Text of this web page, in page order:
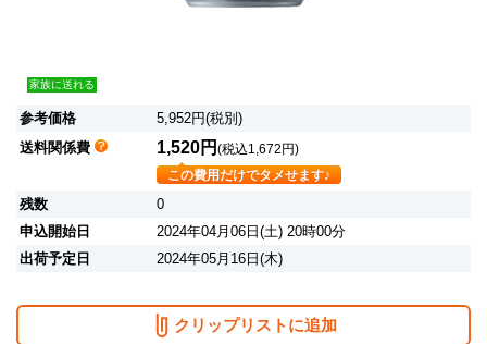
家族に送れる
参考価格
5,952円(税別)
送料関係費
1,520円 (税込1,672円)
この費用だけでタメせます♪
残数
0
申込開始日
2024年04月06日(土) 20時00分
出荷予定日
2024年05月16日(木)
クリップリストに追加